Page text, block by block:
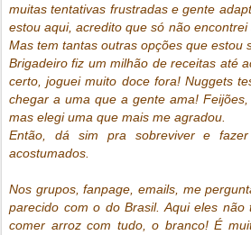
muitas tentativas frustradas e gente
estou aqui, acredito que só não
Mas tem tantas outras opções que estou
Brigadeiro fiz um milhão de receitas até
certo, joguei muito doce fora! Nuggets
chegar a uma que a gente ama! Feijões,
mas elegi uma que mais me agradou.
Então, dá sim pra sobreviver e
acostumados.
Nos grupos, fanpage, emails, me
parecido com o do Brasil. Aqui eles
comer arroz com tudo, o branco! É